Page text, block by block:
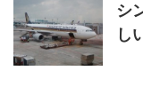
シ
し